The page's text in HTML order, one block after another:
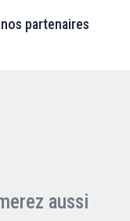
partenaires
aussi